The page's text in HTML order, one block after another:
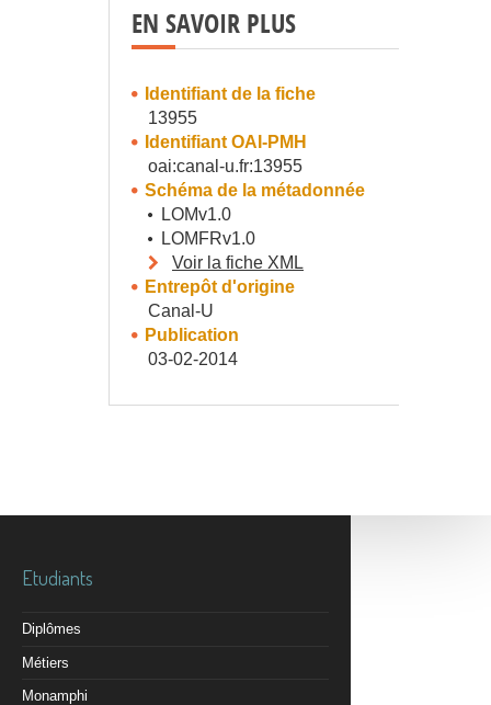
EN SAVOIR PLUS
Identifiant de la fiche
13955
Identifiant OAI-PMH
oai:canal-u.fr:13955
Schéma de la métadonnée
LOMv1.0
LOMFRv1.0
Voir la fiche XML
Entrepôt d'origine
Canal-U
Publication
03-02-2014
Etudiants
Diplômes
Métiers
Monamphi